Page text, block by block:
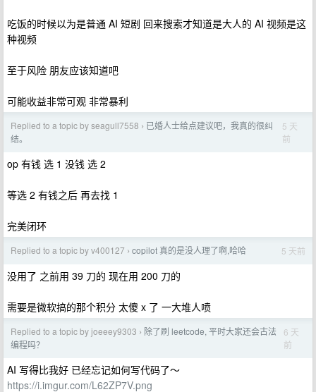
吃饭的时候以为是普通 AI 短剧 回来搜索才知道是大人的 AI 视频是这
种视频
至于风险 朋友应该知道吧
可能收益非常可观 非常暴利
Replied to a topic by seagull7558 › 已婚人士给点建议吧，我真的很纠
结。
5 天
前
op 有钱 选 1 没钱 选 2
等选 2 有钱之后 再去找 1
完美闭环
Replied to a topic by v400127 › copilot 真的是没人理了啊,哈哈 5 天前
没用了 之前用 39 刀的 现在用 200 刀的
需要是微软搞的那个积分 太傻 x 了 一大堆人喷
Replied to a topic by joeeey9303 › 除了刷 leetcode, 平时大家还会古法
编程吗？
6 天
前
AI 写得比我好 已经忘记如何写代码了～
https://i.imgur.com/L62ZP7V.png